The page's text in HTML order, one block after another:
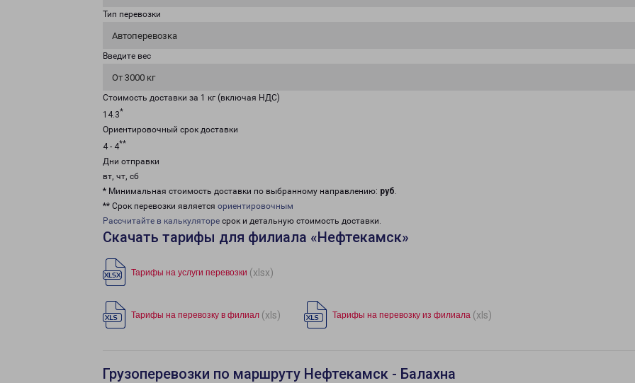
Тип перевозки
Автоперевозка
Введите вес
От 3000 кг
Стоимость доставки за 1 кг (включая НДС)
14.3*
Ориентировочный срок доставки
4 - 4**
Дни отправки
вт, чт, сб
* Минимальная стоимость доставки по выбранному направлению: руб.
** Срок перевозки является ориентировочным
Рассчитайте в калькуляторе срок и детальную стоимость доставки.
Скачать тарифы для филиала «Нефтекамск»
Тарифы на услуги перевозки (xlsx)
Тарифы на перевозку в филиал (xls) Тарифы на перевозку из филиала (xls)
Грузоперевозки по маршруту Нефтекамск - Балахна